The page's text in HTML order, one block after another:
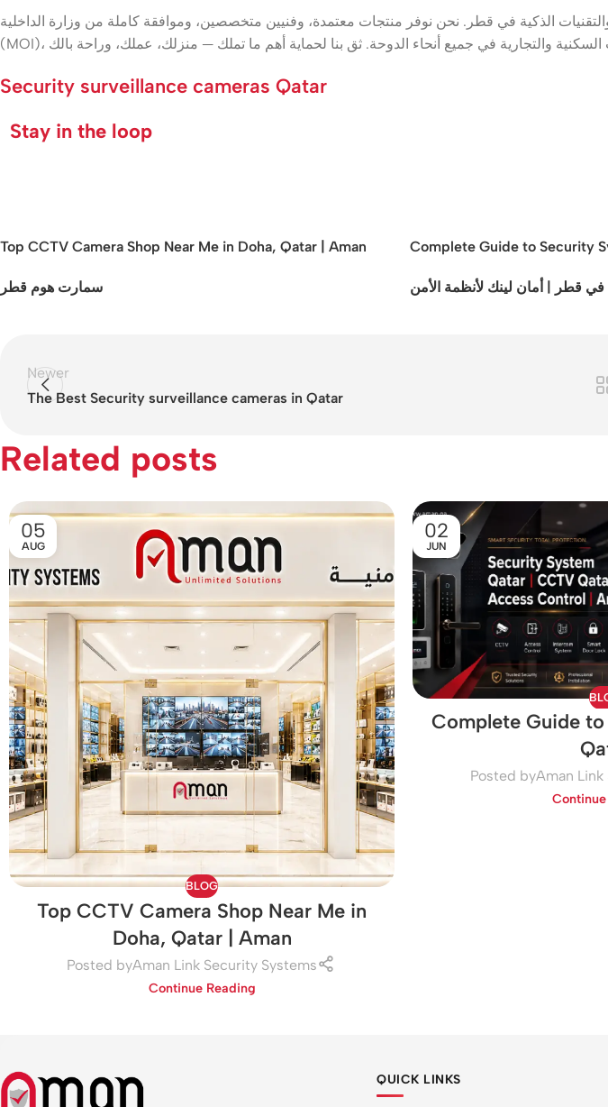
الذكية في قطر. نحن نوفر منتجات معتمدة، وفنيين متخصصين، وموافقة كاملة من وزارة الداخلية
Security surveillance cameras Qatar
Stay in the loop
Top CCTV Camera Shop Near Me in Doha, Qatar | Aman Complete Guide to Security
سمارت هوم قطر قطر | أمان لينك لأنظمة الأمن
Newer
The Best Security surveillance cameras in Qatar
Related posts
05
AUG
BLOG
Top CCTV Camera Shop Near Me in
Doha, Qatar | Aman
Posted byAman Link Security Systems
Continue Reading
02
JUN
Complete Guide
Posted byAman
QUICK LINKS